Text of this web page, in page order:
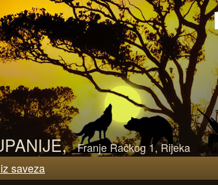
Franje Račkog 1, Rijeka
saveza